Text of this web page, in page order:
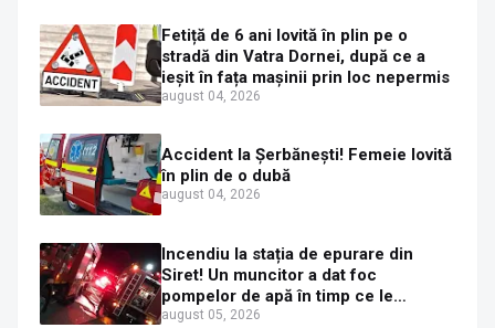
Fetiță de 6 ani lovită în plin pe o
stradă din Vatra Dornei, după ce a
ieșit în fața mașinii prin loc nepermis
august 04, 2026
Accident la Șerbănești! Femeie lovită
în plin de o dubă
august 04, 2026
Incendiu la stația de epurare din
Siret! Un muncitor a dat foc
pompelor de apă în timp ce le
alimenta cu combustibil
august 05, 2026